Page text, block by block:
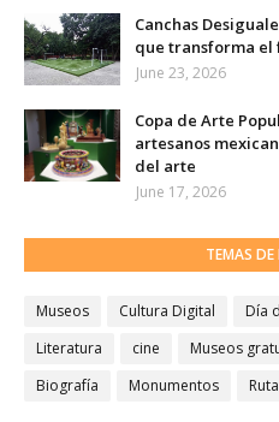
Canchas
que transforma el
June 23, 2026
Copa de Arte
artesanos
del arte
June 17, 2026
TEMAS DE
Museos Cultura Digital Día
Literatura
cine Museos
Biografía
Monumentos